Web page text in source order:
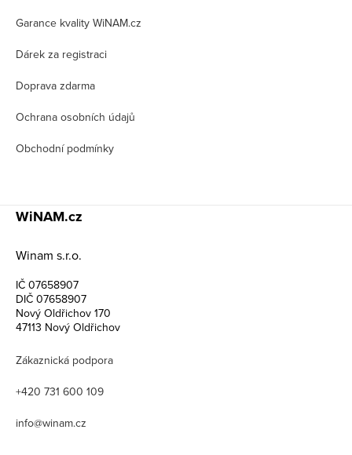
Garance kvality WiNAM.cz
Dárek za registraci
Doprava zdarma
Ochrana osobních údajů
Obchodní podmínky
WiNAM.cz
Winam s.r.o.
IČ 07658907
DIČ 07658907
Nový Oldřichov 170
47113 Nový Oldřichov
Zákaznická podpora
+420 731 600 109
info@winam.cz